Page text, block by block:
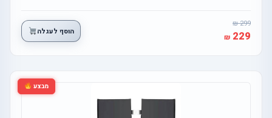
299
229 הוסף לעגלה
מבצע